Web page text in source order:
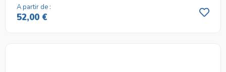
A partir de :
52,00 €